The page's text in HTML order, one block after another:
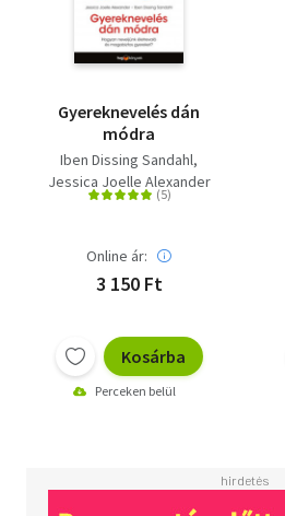
Gyereknevelés dán
módra
Iben Dissing Sandahl
Jessica Joelle Alexander
Online ár:
3 150 Ft
Kosárba
Perceken belül